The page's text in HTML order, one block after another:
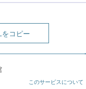
をコピー
このサービスについて